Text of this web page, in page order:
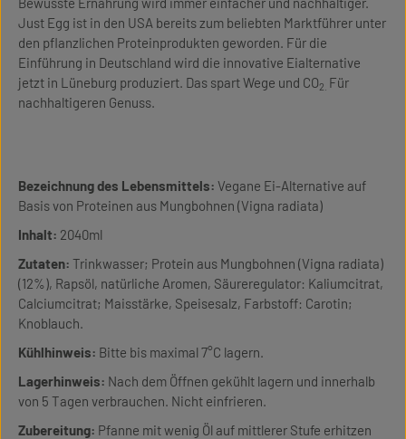
Just Egg ist in den USA bereits zum beliebten Marktführer unter
den pflanzlichen Proteinprodukten geworden. Für die
Einführung in Deutschland wird die innovative Eialternative
jetzt in Lüneburg produziert. Das spart Wege und CO2. Für
nachhaltigeren Genuss.
Bezeichnung des Lebensmittels: Vegane Ei-Alternative auf
Basis von Proteinen aus Mungbohnen (Vigna radiata)
Inhalt: 2040ml
Zutaten: Trinkwasser; Protein aus Mungbohnen (Vigna radiata)
(12%), Rapsöl, natürliche Aromen, Säureregulator: Kaliumcitrat,
Calciumcitrat; Maisstärke, Speisesalz, Farbstoff: Carotin;
Knoblauch.
Kühlhinweis: Bitte bis maximal 7°C lagern.
Lagerhinweis: Nach dem Öffnen gekühlt lagern und innerhalb
von 5 Tagen verbrauchen. Nicht einfrieren.
Zubereitung: Pfanne mit wenig Öl auf mittlerer Stufe erhitzen